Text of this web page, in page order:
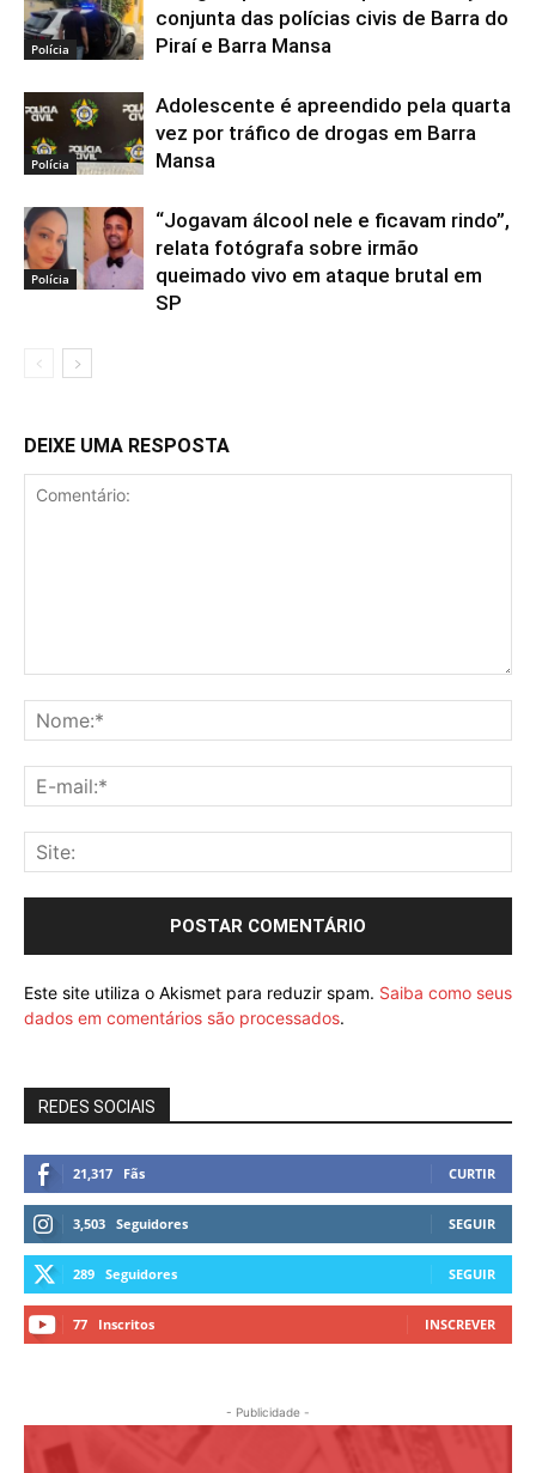
Polícia
conjunta das polícias civis de Barra do
Piraí e Barra Mansa
Polícia
Adolescente é apreendido pela quarta
vez por tráfico de drogas em Barra
Mansa
Polícia
“Jogavam álcool nele e ficavam rindo”,
relata fotógrafa sobre irmão
queimado vivo em ataque brutal em
SP
DEIXE UMA RESPOSTA
Este site utiliza o Akismet para reduzir spam. Saiba como seus
dados em comentários são processados.
REDES SOCIAIS
21,317 Fãs CURTIR
3,503 Seguidores SEGUIR
289 Seguidores SEGUIR
77 Inscritos INSCREVER
- Publicidade -